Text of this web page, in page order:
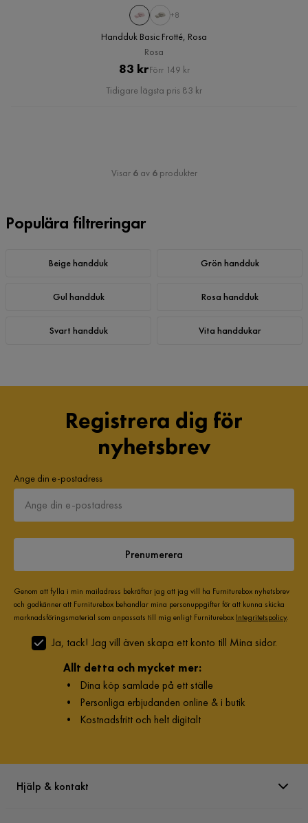
+8
Handduk Basic Frotté, Rosa
Rosa
Pris
83 kr Original
Pris
Förr 149 kr
Tidigare lägsta pris 83 kr
Visar 6av 6produkter
Populära filtreringar
Beige handduk Grön handduk
Gul handduk Rosa handduk
Svart handduk Vita handdukar
Registrera dig för
nyhetsbrev
Ange din e-postadress
Prenumerera
Genom att fylla i min mailadress bekräftar jag att jag vill ha Furniturebox nyhetsbrev
och godkänner att Furniturebox behandlar mina personuppgifter för att kunna skicka
marknadsföringsmaterial som anpassats till mig enligt Furniturebox Integritetspolicy.
Ja, tack! Jag vill även skapa ett konto till Mina sidor.
Allt detta och mycket mer:
• Dina köp samlade på ett ställe
• Personliga erbjudanden online & i butik
• Kostnadsfritt och helt digitalt
Hjälp & kontakt